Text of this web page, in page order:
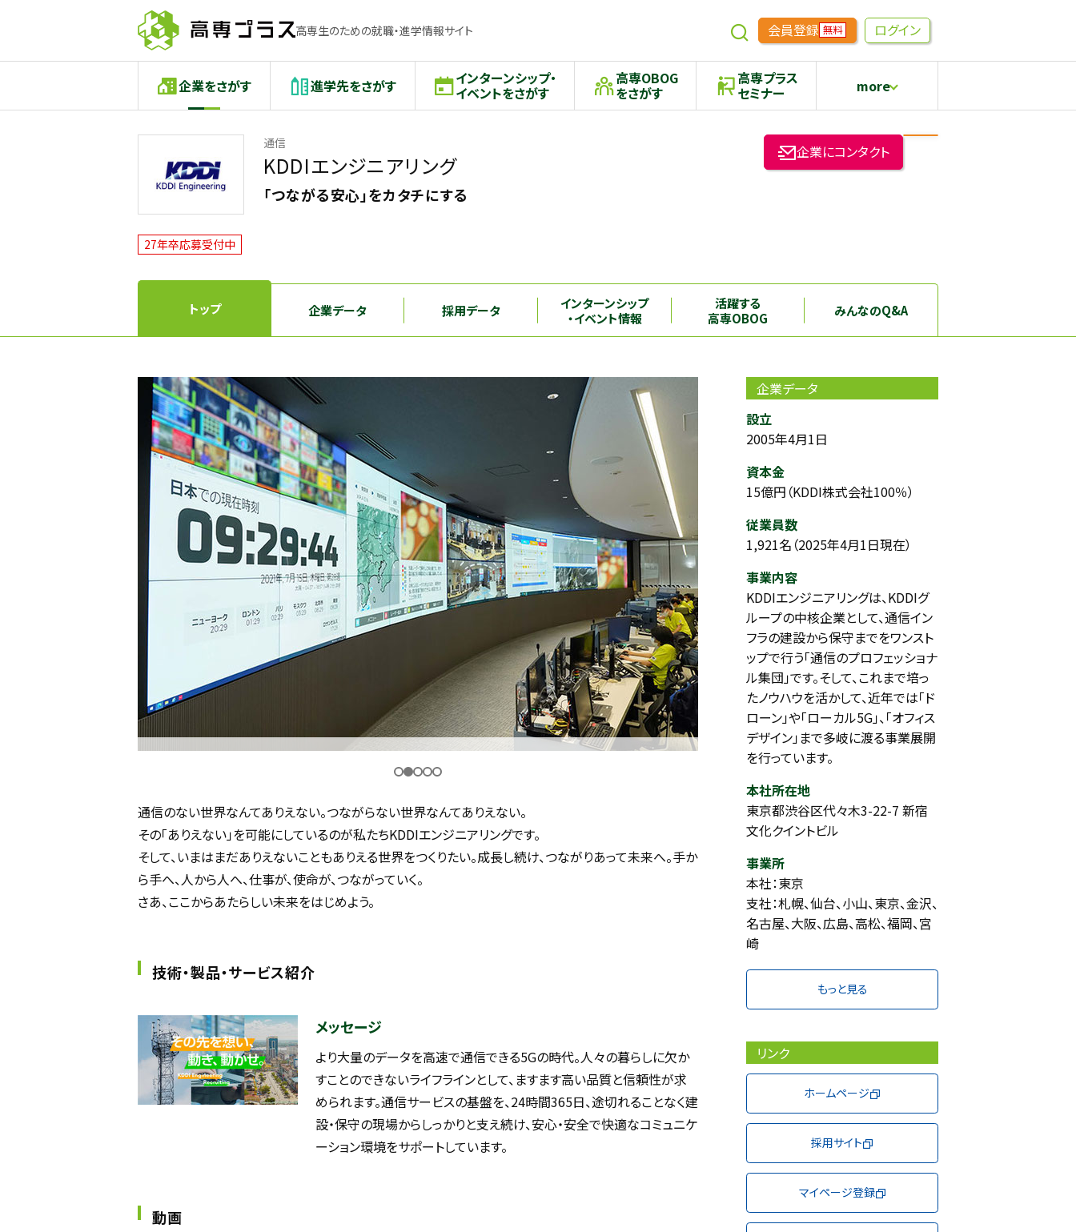
高専生のための就職・進学情報サイト 会員登録 無料 ログイン
企業をさがす 進学先をさがす インターンシップ・
イベントをさがす
高専OBOG
をさがす
高専プラス
セミナー more
高専生コミュニティめもらす
本科5年生・専攻科2年生向け
通信
KDDIエンジニアリング
「つながる安心」をカタチにする
企業にコンタクト
27年卒応募受付中
トップ 企業データ 採用データ
インターンシップ
・イベント情報
活躍する
高専OBOG
みんなのQ&A
通信のない世界なんてありえない。つながらない世界なんてありえない。
その「ありえない」を可能にしているのが私たちKDDIエンジニアリングです。
そして、いまはまだありえないこともありえる世界をつくりたい。成長し続け、つながりあって未来へ。手か
ら手へ、人から人へ、仕事が、使命が、つながっていく。
さあ、ここからあたらしい未来をはじめよう。
技術・製品・サービス紹介
メッセージ
より大量のデータを高速で通信できる5Gの時代。人々の暮らしに欠か
すことのできないライフラインとして、ますます高い品質と信頼性が求
められます。通信サービスの基盤を、24時間365日、途切れることなく建
設・保守の現場からしっかりと支え続け、安心・安全で快適なコミュニケ
ーション環境をサポートしています。
動画
企業データ
設立
2005年4月1日
資本金
15億円（KDDI株式会社100％）
従業員数
1,921名（2025年4月1日現在）
事業内容
KDDIエンジニアリングは、KDDIグ
ループの中核企業として、通信イン
フラの建設から保守までをワンスト
ップで行う「通信のプロフェッショナ
ル集団」です。そして、これまで培っ
たノウハウを活かして、近年では「ド
ローン」や「ローカル5G」、「オフィス
デザイン」まで多岐に渡る事業展開
を行っています。
本社所在地
東京都渋谷区代々⽊3-22-7 新宿
文化クイントビル
事業所
本社：東京
支社：札幌、仙台、小山、東京、金沢、
名古屋、大阪、広島、高松、福岡、宮
崎
もっと見る
リンク
ホームページ
採用サイト
マイページ登録